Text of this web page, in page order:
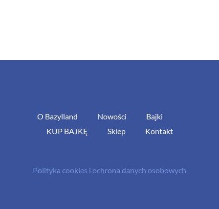
O Bazylland Nowości
Bajki
KUP BAJKĘ
Sklep Kontakt
Polityka cookies i ochrona danych osobowych